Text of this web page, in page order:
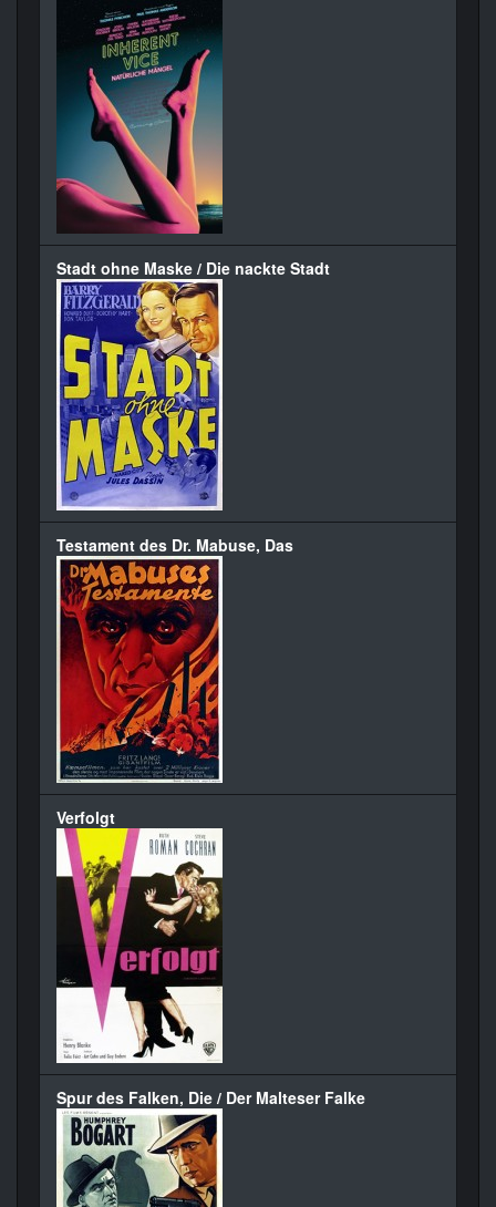
Stadt ohne Maske / Die nackte Stadt
Testament des Dr. Mabuse, Das
Verfolgt
Spur des Falken, Die / Der Malteser Falke